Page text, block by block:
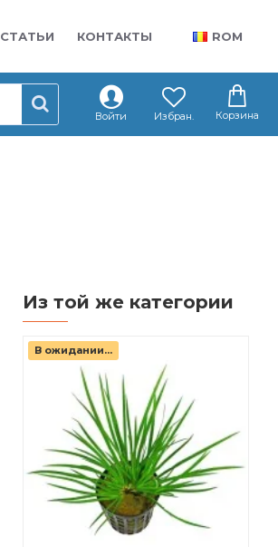
СТАТЬИ КОНТАКТЫ ROM
Войти Избран. Корзина
Из той же категории
В ожидании...